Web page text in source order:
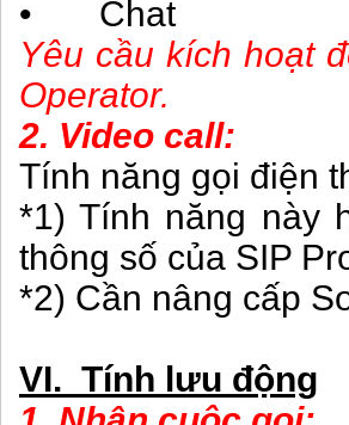
• Chat
Yêu cầu kích hoạt
Operator.
2. Video call:
Tính năng gọi điện
*1) Tính năng này
thông số của SIP
*2) Cần nâng cấp
VI. Tính lưu động